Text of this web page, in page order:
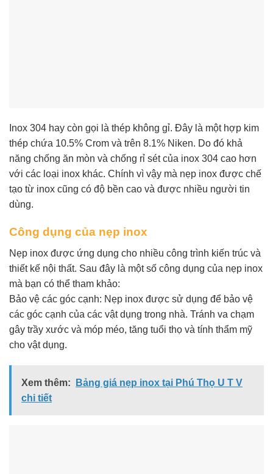
Inox 304 hay còn gọi là thép không gỉ. Đây là một hợp kim
thép chứa 10.5% Crom và trên 8.1% Niken. Do đó khả
năng chống ăn mòn và chống rỉ sét của inox 304 cao hơn
với các loại inox khác. Chính vì vậy mà nẹp inox được chế
tạo từ inox cũng có độ bền cao và được nhiều người tin
dùng.
Công dụng của nẹp inox
Nẹp inox được ứng dụng cho nhiều công trình kiến trúc và
thiết kế nội thất. Sau đây là một số công dụng của nẹp inox
mà bạn có thể tham khảo:
Bảo vệ các góc cạnh: Nẹp inox được sử dụng để bảo vệ
các góc cạnh của các vật dụng trong nhà. Tránh va chạm
gây trầy xước và móp méo, tăng tuổi thọ và tính thẩm mỹ
cho vật dụng.
Xem thêm:
Bảng giá nẹp inox tại Phú Thọ U T V
chi tiết